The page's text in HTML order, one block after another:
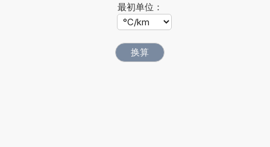
最初单位：